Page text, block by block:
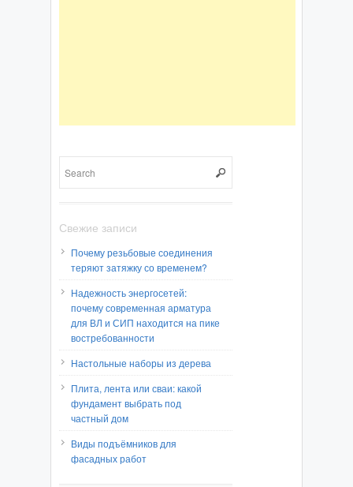
Свежие записи
Почему резьбовые соединения
теряют затяжку со временем?
Надежность энергосетей:
почему современная арматура
для ВЛ и СИП находится на пике
востребованности
Настольные наборы из дерева
Плита, лента или сваи: какой
фундамент выбрать под
частный дом
Виды подъёмников для
фасадных работ